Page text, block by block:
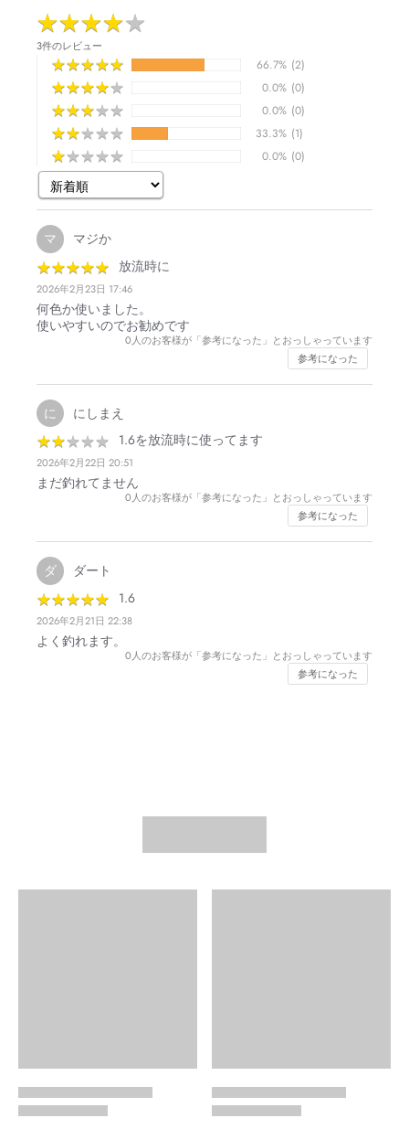
★★★★★
★★★★★
3件のレビュー
★★★★★
★★★★★ 66.7% (2)
★★★★★
★★★★★ 0.0% (0)
★★★★★
★★★★★ 0.0% (0)
★★★★★
★★★★★ 33.3% (1)
★★★★★
★★★★★ 0.0% (0)
マ マジか
★★★★★
★★★★★ 放流時に
2026年2月23日 17:46
何色か使いました。
使いやすいのでお勧めです
0人のお客様が「参考になった」とおっしゃっています
参考になった
に にしまえ
★★★★★
★★★★★ 1.6を放流時に使ってます
2026年2月22日 20:51
まだ釣れてません
0人のお客様が「参考になった」とおっしゃっています
参考になった
ダ ダート
★★★★★
★★★★★ 1.6
2026年2月21日 22:38
よく釣れます。
0人のお客様が「参考になった」とおっしゃっています
参考になった